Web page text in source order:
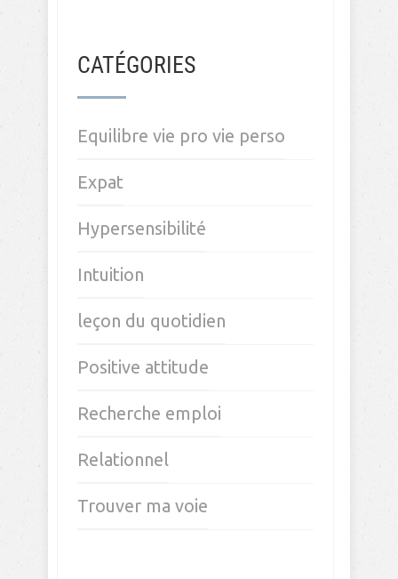
Motivation en baisse: recherche
d’emploi à l’étranger
Quand les choses ne se passent
pas comme prévu…
Voir les opportunités est un état
d’esprit
Comment se laisser guider par
son intuition ?
Te poses tu mille questions ?